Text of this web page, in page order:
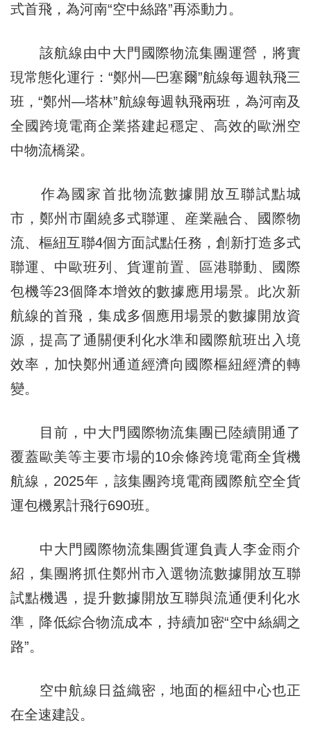
式首飛，為河南“空中絲路”再添動力。
該航線由中大門國際物流集團運營，將實
現常態化運行：“鄭州—巴塞爾”航線每週執飛三
班，“鄭州—塔林”航線每週執飛兩班，為河南及
全國跨境電商企業搭建起穩定、高效的歐洲空
中物流橋梁。
作為國家首批物流數據開放互聯試點城
市，鄭州市圍繞多式聯運、産業融合、國際物
流、樞紐互聯4個方面試點任務，創新打造多式
聯運、中歐班列、貨運前置、區港聯動、國際
包機等23個降本增效的數據應用場景。此次新
航線的首飛，集成多個應用場景的數據開放資
源，提高了通關便利化水準和國際航班出入境
效率，加快鄭州通道經濟向國際樞紐經濟的轉
變。
目前，中大門國際物流集團已陸續開通了
覆蓋歐美等主要市場的10余條跨境電商全貨機
航線，2025年，該集團跨境電商國際航空全貨
運包機累計飛行690班。
中大門國際物流集團貨運負責人李金雨介
紹，集團將抓住鄭州市入選物流數據開放互聯
試點機遇，提升數據開放互聯與流通便利化水
準，降低綜合物流成本，持續加密“空中絲綢之
路”。
空中航線日益織密，地面的樞紐中心也正
在全速建設。